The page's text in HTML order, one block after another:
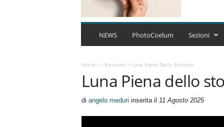
C
u
m
A
r
NEWS PhotoCoelum Sezioni
Home > - Nessuno> Luna Piena Dello Storione
Luna Piena dello
di angelo meduri inserita il 11 Agosto 2025